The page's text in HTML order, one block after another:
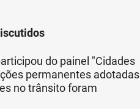
do painel "Cidades
permanentes adotadas
no trânsito foram